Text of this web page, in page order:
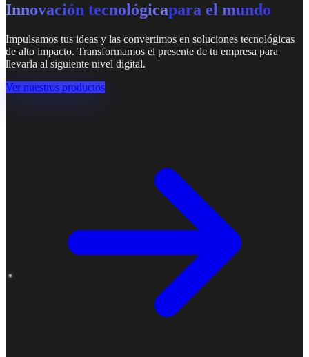
Innovación tecnológicapara el mundo
Impulsamos tus ideas y las convertimos en soluciones tecnológicas
de alto impacto. Transformamos el presente de tu empresa para
llevarla al siguiente nivel digital.
Ver nuestros productos